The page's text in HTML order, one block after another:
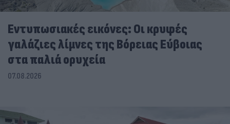
Εντυπωσιακές εικόνες: Οι κρυφές
γαλάζιες λίμνες της Βόρειας Εύβοιας
στα παλιά ορυχεία
07.08.2026